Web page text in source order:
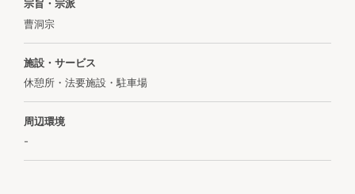
宗旨・宗派
曹洞宗
施設・サービス
休憩所・法要施設・駐車場
周辺環境
-